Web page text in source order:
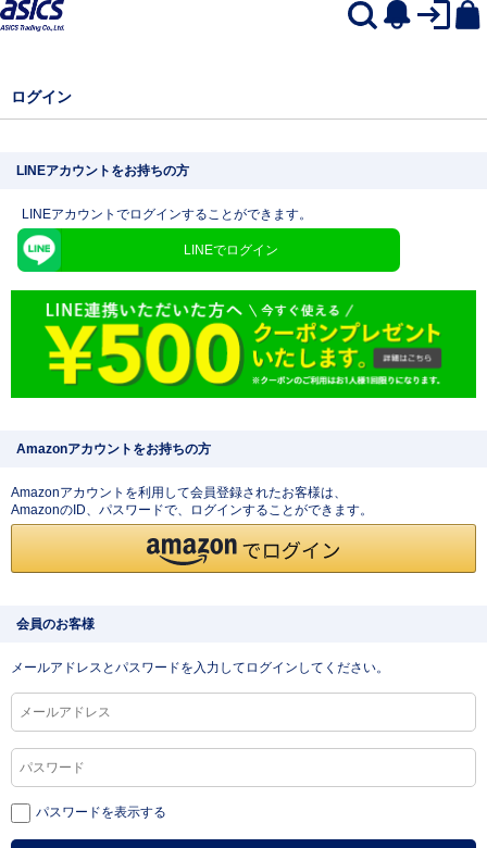
ログイン
LINEアカウントをお持ちの方
LINEアカウントでログインすることができます。
LINEでログイン
Amazonアカウントをお持ちの方
Amazonアカウントを利用して会員登録されたお客様は、
AmazonのID、パスワードで、ログインすることができます。
会員のお客様
メールアドレスとパスワードを入力してログインしてください。
パスワードを表示する